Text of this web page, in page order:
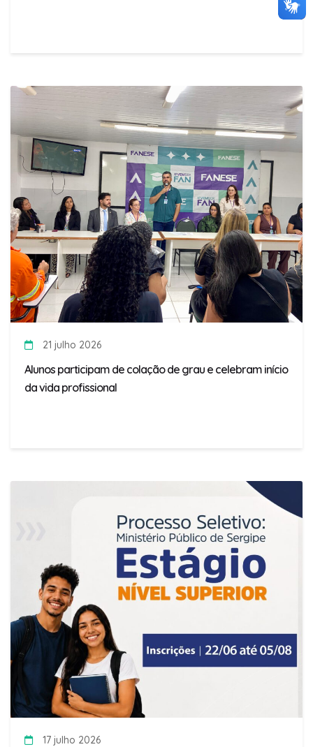
21 julho 2026
Alunos participam de colação de grau e celebram início
da vida profissional
17 julho 2026